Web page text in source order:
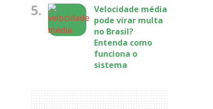
5.
Velocidade média
pode virar multa
no Brasil?
Entenda como
funciona o
sistema